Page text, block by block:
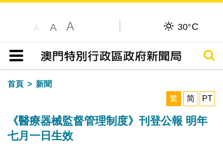
A A A 30°C
目錄
搜尋
首頁
新聞
繁
简 PT
《醫療器械監督管理制度》刊登公報 明年
七月一日生效